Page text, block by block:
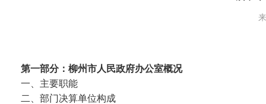
第一部分：柳州市人民政府办公室概况
一、主要职能
二、部门决算单位构成